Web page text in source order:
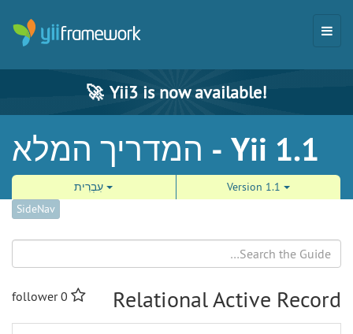
🚀 Yii3 is now available!
המדריך המלא - Yii 1.1
עִבְרִית
Version 1.1
SideNav
0
follower Relational Active Record